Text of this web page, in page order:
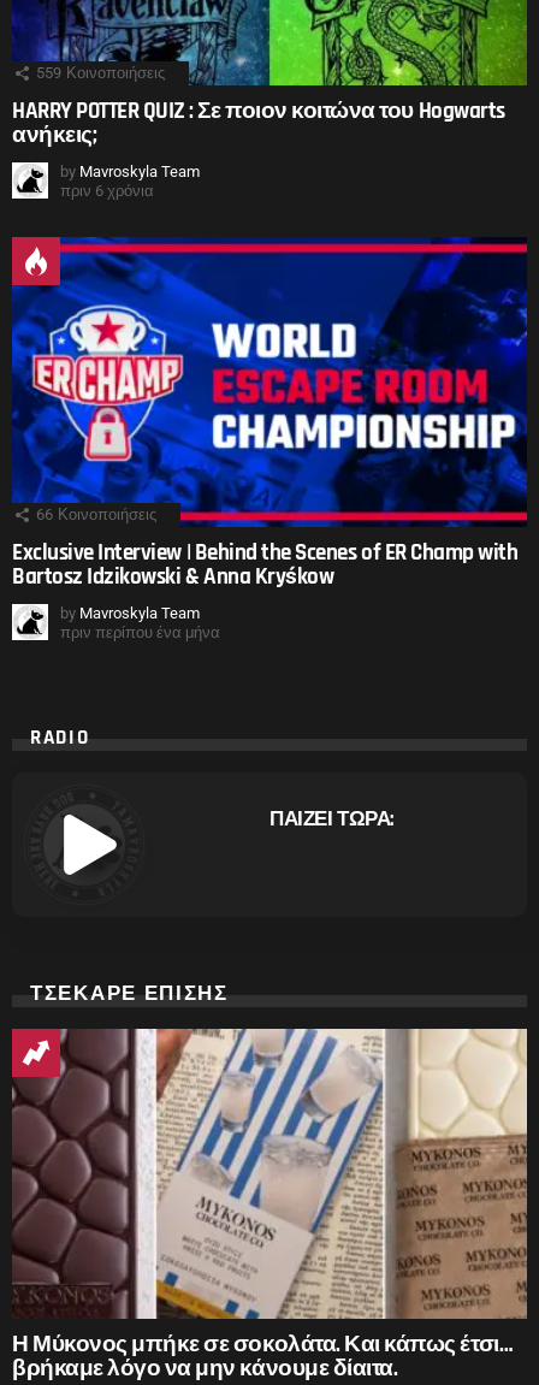
559 Κοινοποιήσεις
HARRY POTTER QUIZ : Σε ποιον κοιτώνα του Hogwarts
ανήκεις;
by Mavroskyla Team
πριν 6 χρόνια
66 Κοινοποιήσεις
Exclusive Interview | Behind the Scenes of ER Champ with
Bartosz Idzikowski & Anna Kryśkow
by Mavroskyla Team
πριν περίπου ένα μήνα
RADIO
ΠΑΙΖΕΙ ΤΩΡΑ:
ΤΣΕΚΑΡΕ ΕΠΙΣΗΣ
Η Μύκονος μπήκε σε σοκολάτα. Και κάπως έτσι…
βρήκαμε λόγο να μην κάνουμε δίαιτα.